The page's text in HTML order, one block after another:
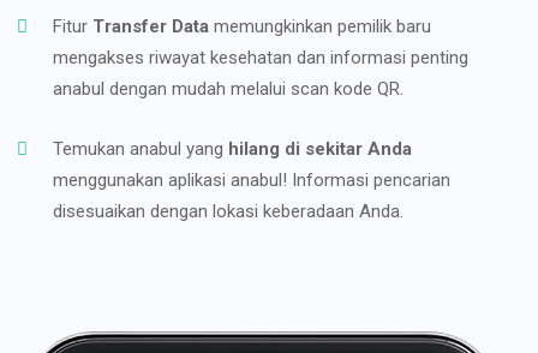
Fitur Transfer Data memungkinkan pemilik baru
mengakses riwayat kesehatan dan informasi penting
anabul dengan mudah melalui scan kode QR.
Temukan anabul yang hilang di sekitar Anda
menggunakan aplikasi anabul! Informasi pencarian
disesuaikan dengan lokasi keberadaan Anda.